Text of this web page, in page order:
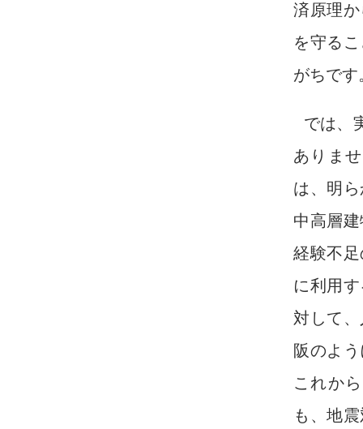
済原理
を守る
がちです
では、
ありま
は、明
中高層
経験不
に利用
対して
阪のよ
これか
も、地